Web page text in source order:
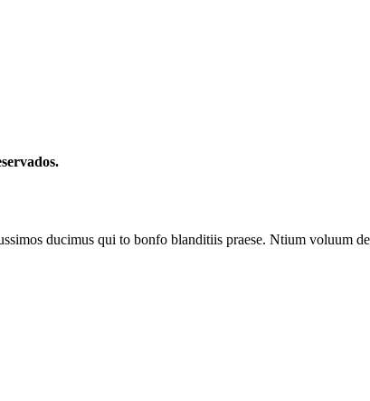
ducimus qui to bonfo blanditiis praese. Ntium voluum